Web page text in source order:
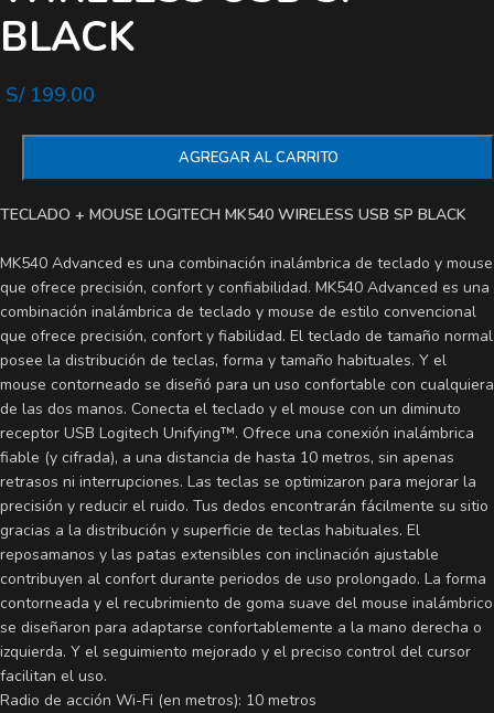
BLACK
S/199.00
AGREGAR AL CARRITO
TECLADO + MOUSE LOGITECH MK540 WIRELESS USB SP BLACK
MK540 Advanced es una combinación inalámbrica de teclado y mouse
que ofrece precisión, confort y confiabilidad. MK540 Advanced es una
combinación inalámbrica de teclado y mouse de estilo convencional
que ofrece precisión, confort y fiabilidad. El teclado de tamaño normal
posee la distribución de teclas, forma y tamaño habituales. Y el
mouse contorneado se diseñó para un uso confortable con cualquiera
de las dos manos. Conecta el teclado y el mouse con un diminuto
receptor USB Logitech Unifying™. Ofrece una conexión inalámbrica
fiable (y cifrada), a una distancia de hasta 10 metros, sin apenas
retrasos ni interrupciones. Las teclas se optimizaron para mejorar la
precisión y reducir el ruido. Tus dedos encontrarán fácilmente su sitio
gracias a la distribución y superficie de teclas habituales. El
reposamanos y las patas extensibles con inclinación ajustable
contribuyen al confort durante periodos de uso prolongado. La forma
contorneada y el recubrimiento de goma suave del mouse inalámbrico
se diseñaron para adaptarse confortablemente a la mano derecha o
izquierda. Y el seguimiento mejorado y el preciso control del cursor
facilitan el uso.
Radio de acción Wi-Fi (en metros): 10 metros